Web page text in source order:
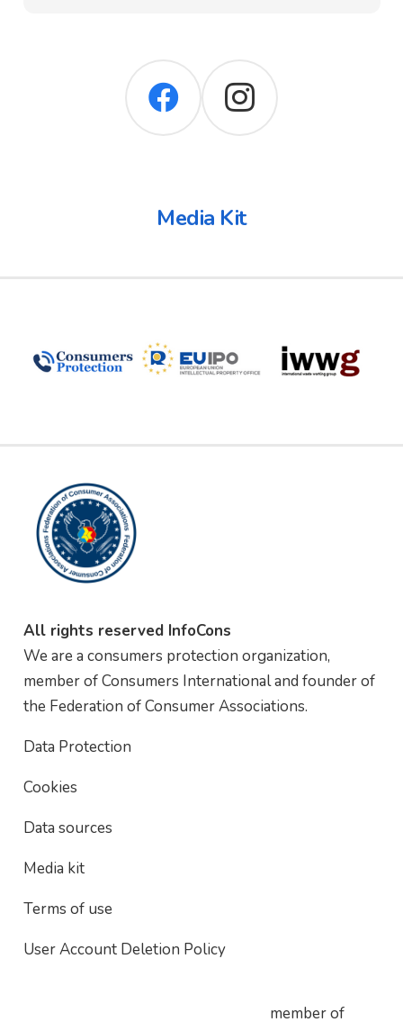
Media Kit
All rights reserved InfoCons
We are a consumers protection organization,
member of Consumers International and founder of
the Federation of Consumer Associations.
Data Protection
Cookies
Data sources
Media kit
Terms of use
User Account Deletion Policy
member of